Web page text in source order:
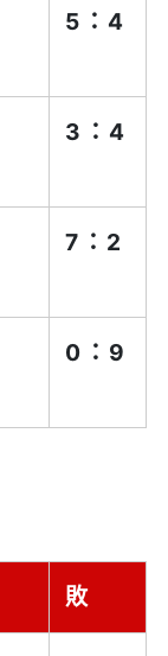
5：4
3：4
7：2
0：9
敗